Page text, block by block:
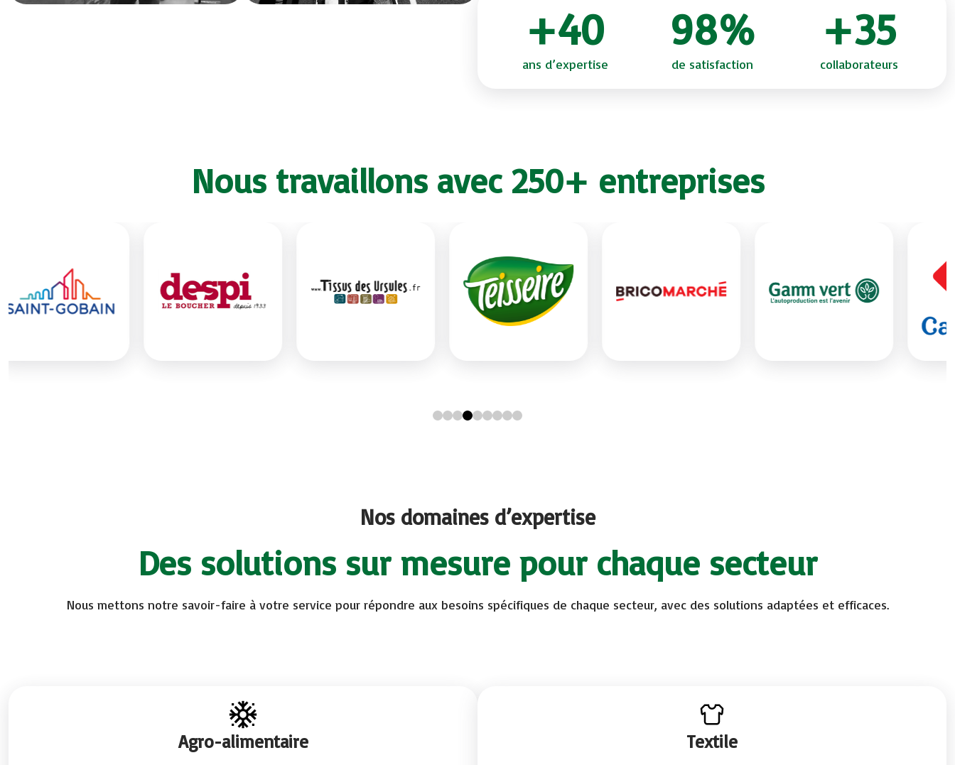
+40
ans d’expertise
98%
de satisfaction
+35
collaborateurs
Nous travaillons avec 250+ entreprises
Nos domaines d’expertise
Des solutions sur mesure pour chaque secteur
Nous mettons notre savoir-faire à votre service pour répondre aux besoins spécifiques de chaque secteur, avec des solutions adaptées et efficaces.
Agro-alimentaire Textile